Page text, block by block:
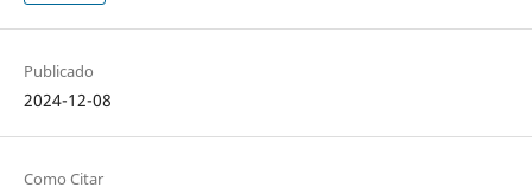
Publicado
2024-12-08
Como Citar